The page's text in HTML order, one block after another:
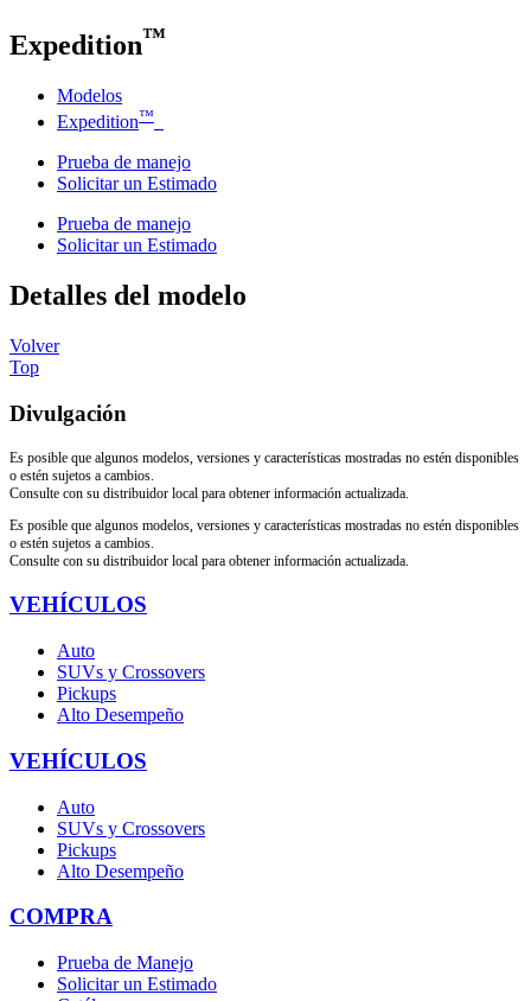
Expedition™
Modelos
Expedition™
Prueba de manejo
Solicitar un Estimado
Prueba de manejo
Solicitar un Estimado
Detalles del modelo
Volver
Top
Divulgación
Es posible que algunos modelos, versiones y características mostradas no estén disponibles
o estén sujetos a cambios.
Consulte con su distribuidor local para obtener información actualizada.
Es posible que algunos modelos, versiones y características mostradas no estén disponibles
o estén sujetos a cambios.
Consulte con su distribuidor local para obtener información actualizada.
VEHÍCULOS
Auto
SUVs y Crossovers
Pickups
Alto Desempeño
VEHÍCULOS
Auto
SUVs y Crossovers
Pickups
Alto Desempeño
COMPRA
Prueba de Manejo
Solicitar un Estimado